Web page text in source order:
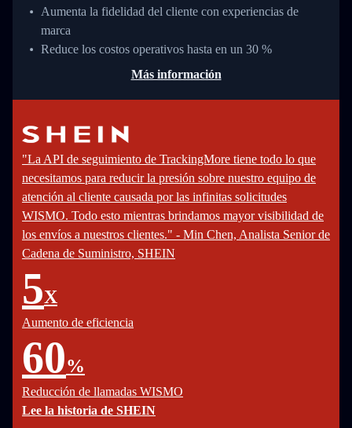
Aumenta la fidelidad del cliente con experiencias de
marca
Reduce los costos operativos hasta en un 30 %
Más información
"La API de seguimiento de TrackingMore tiene todo lo que
necesitamos para reducir la presión sobre nuestro equipo de
atención al cliente causada por las infinitas solicitudes
WISMO. Todo esto mientras brindamos mayor visibilidad de
los envíos a nuestros clientes." - Min Chen, Analista Senior de
Cadena de Suministro, SHEIN
5X
Aumento de eficiencia
60%
Reducción de llamadas WISMO
Lee la historia de SHEIN